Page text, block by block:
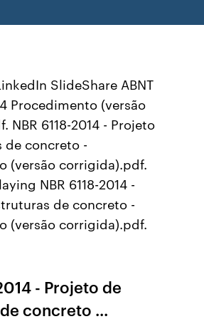
SlideShare ABNT
Procedimento (versão
NBR 6118-2014 - Projeto
de concreto -
(versão corrigida).pdf.
NBR 6118-2014 -
de concreto -
(versão corrigida).pdf.
- Projeto de
concreto ...